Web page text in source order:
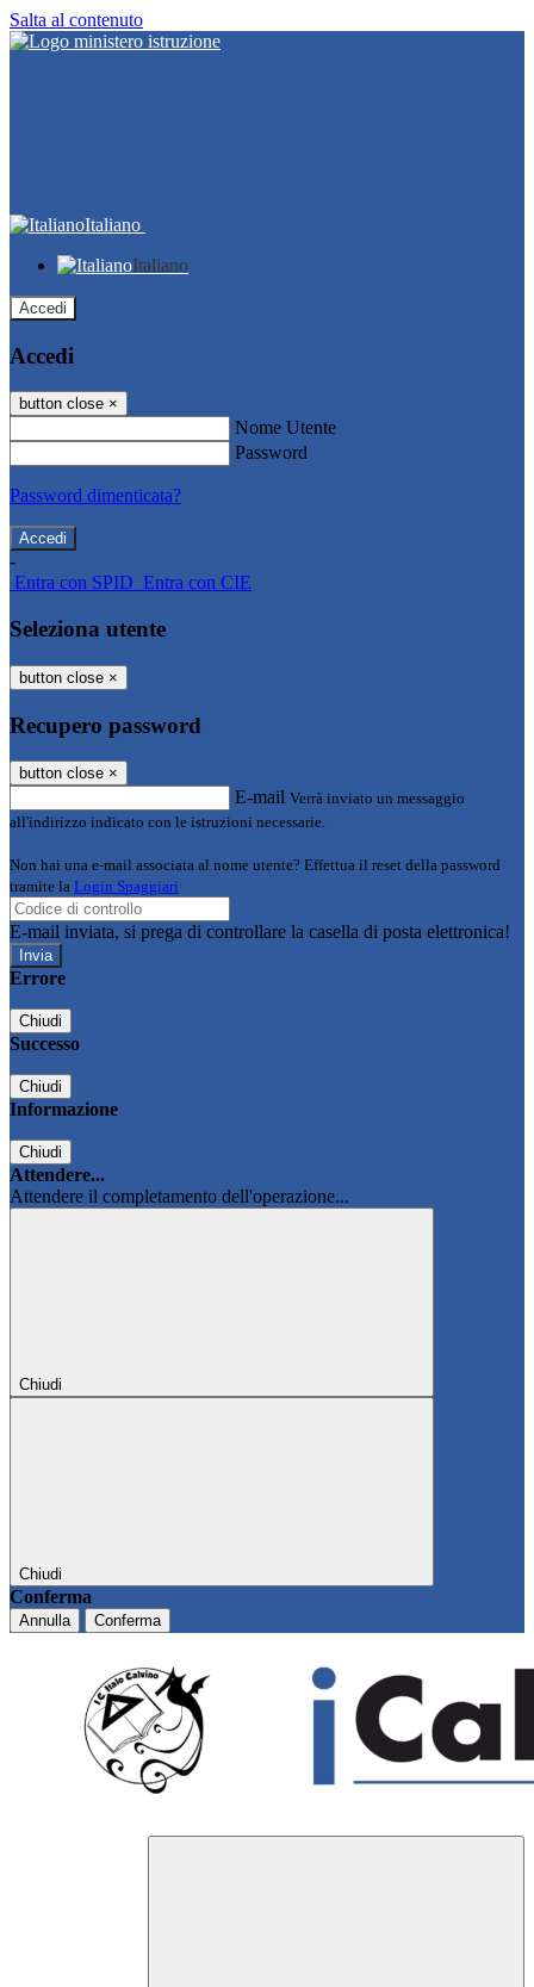
Salta al contenuto
Italiano
Italiano
Accedi
Accedi
button close ×
Nome Utente
Password
Password dimenticata?
-
Entra con SPID Entra con CIE
Seleziona utente
button close ×
Recupero password
button close ×
E-mail Verrà inviato un messaggio
all'indirizzo indicato con le istruzioni necessarie.
Non hai una e-mail associata al nome utente? Effettua il reset della password
tramite la Login Spaggiari
E-mail inviata, si prega di controllare la casella di posta elettronica!
Errore
Chiudi
Successo
Chiudi
Informazione
Chiudi
Attendere...
Attendere il completamento dell'operazione...
Chiudi
Chiudi
Conferma
Annulla Conferma